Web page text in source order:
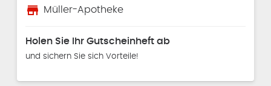
store Müller-Apotheke
Holen Sie Ihr Gutscheinheft ab
und sichern Sie sich Vorteile!